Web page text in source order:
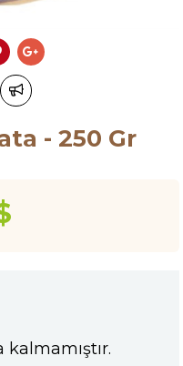
- 250 Gr
kalmamıştır.